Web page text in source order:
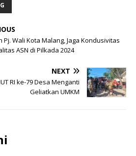
Pj. Wali Kota Malang, Jaga Kondusivitas
ASN di Pilkada 2024
NEXT
RI ke-79 Desa Menganti
Geliatkan UMKM